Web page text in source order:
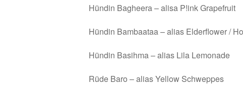
Hündin Bagheera – alisa P!ink Grapefruit
Hündin Bambaataa – alias Elderflower /
Hündin Basihma – alias Lila Lemonade
Rüde Baro – alias Yellow Schweppes